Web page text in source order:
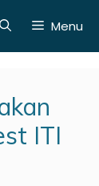
Menu
ITI